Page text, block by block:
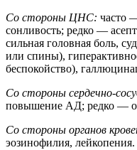
Со стороны ЦНС: часто
сонливость; редко —
сильная головная боль,
или спины),
беспокойство),
Со стороны сердечно-
повышение АД; редко —
Со стороны органов
эозинофилия, лейкопения.